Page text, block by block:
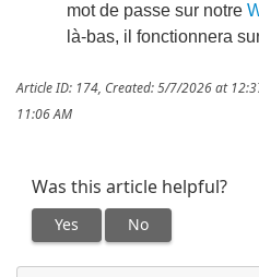
mot de passe sur notre
là-bas, il fonctionnera
Article ID: 174 Created: 5/7/2026 at
11:06 AM
Was this article helpful?
Yes No